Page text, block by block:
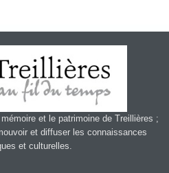
et le patrimoine de Treillières ;
et diffuser les connaissances
et culturelles.